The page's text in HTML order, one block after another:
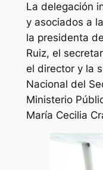
La delegación
y asociados a
la presidenta
Ruiz, el
el director y la
Nacional del
Ministerio
María Cecilia